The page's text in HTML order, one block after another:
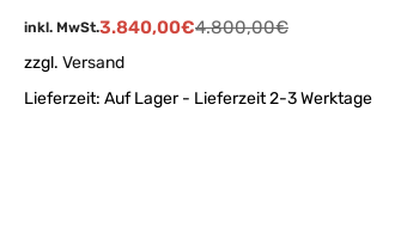
4.800,00€
3.840,00€
inkl. MwSt.
zzgl. Versand
Lieferzeit: Auf Lager - Lieferzeit 2-3 Werktage